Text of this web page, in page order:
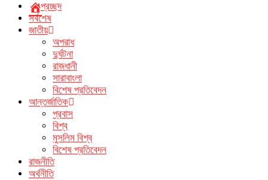
প্রচ্ছদ
সর্বশেষ
জাতীয়
অপরাধ
দুর্ঘটনা
রাজধানী
সারাবাংলা
বিশেষ প্রতিবেদন
আন্তর্জাতিক
প্রবাস
বিশ্ব
মুসলিম বিশ্ব
বিশেষ প্রতিবেদন
রাজনীতি
অর্থনীতি